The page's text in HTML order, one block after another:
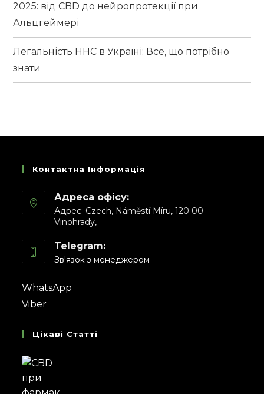
2025: від CBD до нейропротекції при
Альцгеймері
Легальність HHC в Україні: Все, що потрібно
знати
Контактна Інформація
Адреса офісу:
Адрес: Czech, Náměstí Míru, 120 00
Vinohrady,
Telegram:
Зв'язок з менеджером
WhatsApp
Viber
Цікаві Статті